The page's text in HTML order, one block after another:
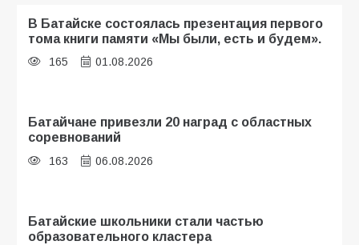
В Батайске состоялась презентация первого
тома книги памяти «Мы были, есть и будем».
165 01.08.2026
Батайчане привезли 20 наград с областных
соревнований
163 06.08.2026
Батайские школьники стали частью
образовательного кластера